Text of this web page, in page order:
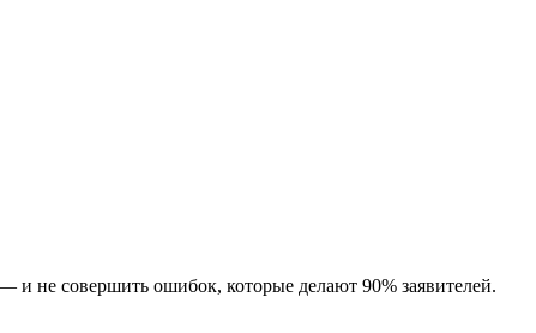
и не совершить ошибок, которые делают 90% заявителей.